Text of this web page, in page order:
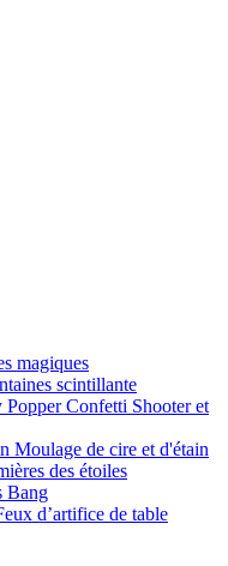
magiques
scintillante
Confetti Shooter et
Moulage de cire et d'étain
des étoiles
Bang
d’artifice de table